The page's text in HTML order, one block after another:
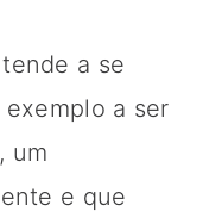
a se
a ser
um
e que